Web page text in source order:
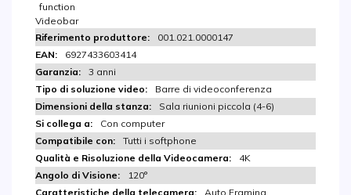
function
Videobar
001.021.0000147
6927433603414
3 anni
Barre di videoconferenza
Sala riunioni piccola (4-6)
Con computer
Tutti i softphone
4K
120°
Auto Framing